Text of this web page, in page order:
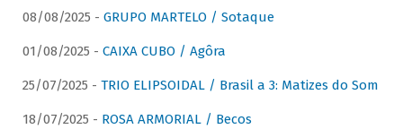
08/08/2025 - GRUPO MARTELO / Sotaque
01/08/2025 - CAIXA CUBO / Agôra
25/07/2025 - TRIO ELIPSOIDAL / Brasil a 3: Matizes do Som
18/07/2025 - ROSA ARMORIAL / Becos